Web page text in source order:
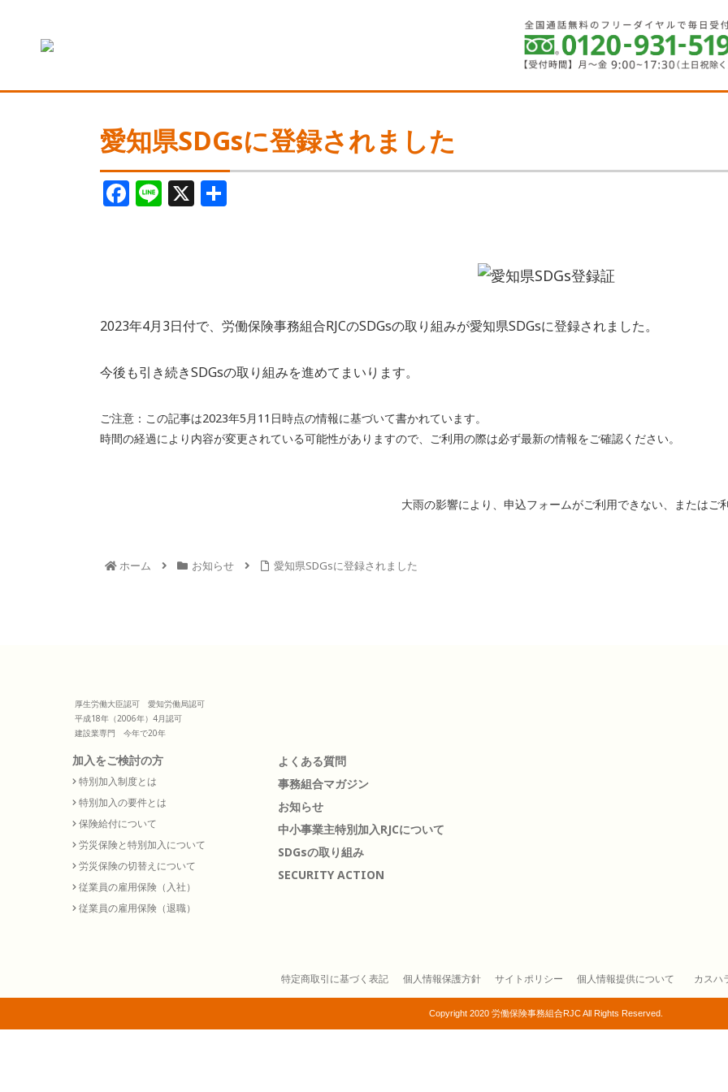
愛知県SDGsに登録されました
F
a
o
k
Li
n
X
2023年4月3日付で、労働保険事務組合RJCのSDGsの取り組みが愛知県SDGsに登録されました。
今後も引き続きSDGsの取り組みを進めてまいります。
ご注意：この記事は2023年5月11日時点の情報に基づいて書かれています。
時間の経過により内容が変更されている可能性がありますので、ご利用の際は必ず最新の情報をご確認ください。
大雨の影響により、申込フォームがご利用できない、またはご
ホーム お知らせ 愛知県SDGsに登録されました
厚生労働大臣認可 愛知労働局認可
平成18年（2006年）4月認可
建設業専門 今年で20年
加入をご検討の方
特別加入制度とは
特別加入の要件とは
保険給付について
労災保険と特別加入について
労災保険の切替えについて
従業員の雇用保険（入社）
従業員の雇用保険（退職）
よくある質問
事務組合マガジン
お知らせ
中小事業主特別加入RJCについて
SDGsの取り組み
SECURITY ACTION
特定商取引に基づく表記 個人情報保護方針 サイトポリシー 個人情報提供について カスハ
Copyright 2020 労働保険事務組合RJC All Rights Reserved.